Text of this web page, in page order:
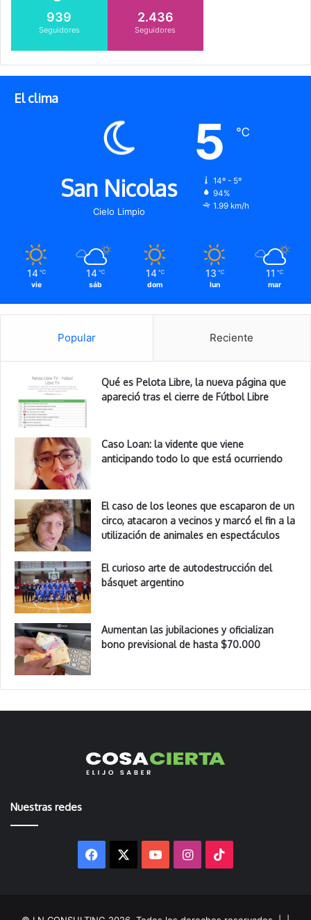
939
Seguidores
2.436
Seguidores
El clima
San Nicolas
Cielo Limpio
5 ℃
14º - 5º
94%
1.99 km/h
14 ℃
vie
14 ℃
sáb
14 ℃
dom
13 ℃
lun
11 ℃
mar
Popular Reciente
Qué es Pelota Libre, la nueva página que
apareció tras el cierre de Fútbol Libre
Caso Loan: la vidente que viene
anticipando todo lo que está ocurriendo
El caso de los leones que escaparon de un
circo, atacaron a vecinos y marcó el fin a la
utilización de animales en espectáculos
El curioso arte de autodestrucción del
básquet argentino
Aumentan las jubilaciones y oficializan
bono previsional de hasta $70.000
Nuestras redes
Facebook YouTubeInstagram